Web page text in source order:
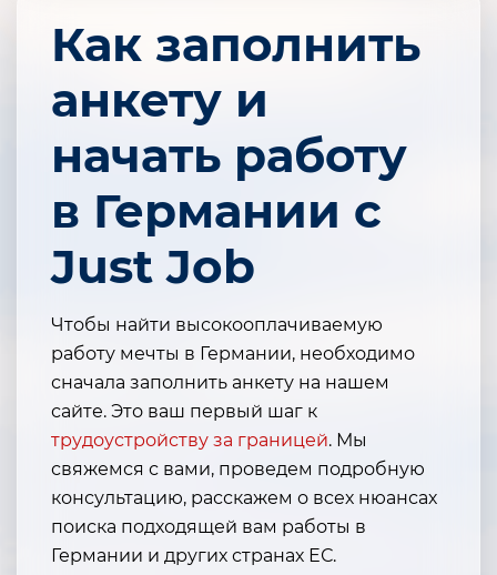
Как заполнить
анкету и
начать работу
в Германии с
Just Job
Чтобы найти высокооплачиваемую
работу мечты в Германии, необходимо
сначала заполнить анкету на нашем
сайте. Это ваш первый шаг к
трудоустройству за границей. Мы
свяжемся с вами, проведем подробную
консультацию, расскажем о всех нюансах
поиска подходящей вам работы в
Германии и других странах ЕС.